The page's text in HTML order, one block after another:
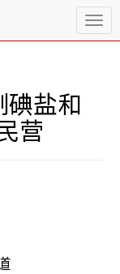
T
o
盐和
营